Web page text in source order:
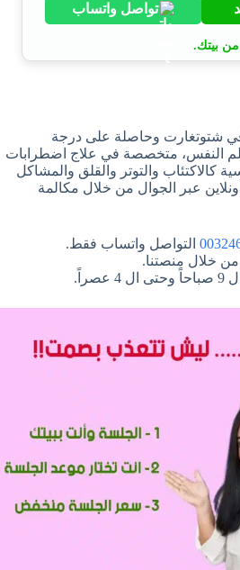
تواصل واتساب
من بيتك.
شتوتغارت وحاصلة على درجة
النفس، متخصصة في علاج اضطرابات
كالاكتئاب والتوتر والقلق والمشاكل
عبر الجوال من خلال مكالمة
التواصل واتساب فقط.
من خلال منصتنا.
4 عصراً.